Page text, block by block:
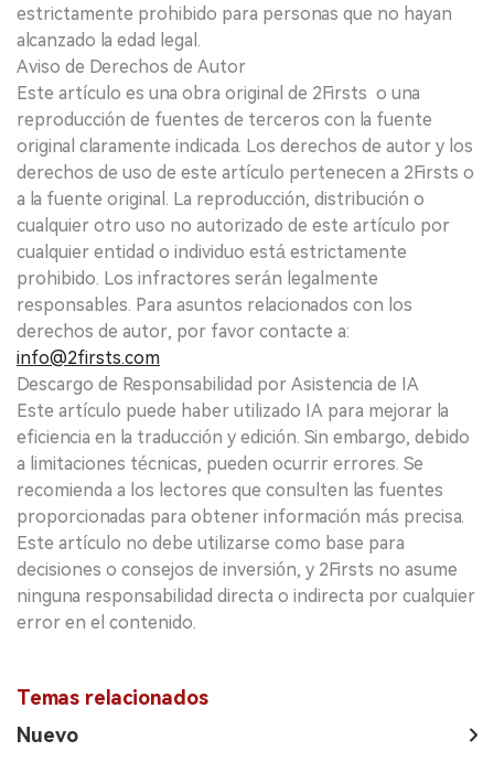
estrictamente prohibido para personas que no hayan
alcanzado la edad legal.
Aviso de Derechos de Autor
Este artículo es una obra original de 2Firsts o una
reproducción de fuentes de terceros con la fuente
original claramente indicada. Los derechos de autor y los
derechos de uso de este artículo pertenecen a 2Firsts o
a la fuente original. La reproducción, distribución o
cualquier otro uso no autorizado de este artículo por
cualquier entidad o individuo está estrictamente
prohibido. Los infractores serán legalmente
responsables. Para asuntos relacionados con los
derechos de autor, por favor contacte a:
info@2firsts.com
Descargo de Responsabilidad por Asistencia de IA
Este artículo puede haber utilizado IA para mejorar la
eficiencia en la traducción y edición. Sin embargo, debido
a limitaciones técnicas, pueden ocurrir errores. Se
recomienda a los lectores que consulten las fuentes
proporcionadas para obtener información más precisa.
Este artículo no debe utilizarse como base para
decisiones o consejos de inversión, y 2Firsts no asume
ninguna responsabilidad directa o indirecta por cualquier
error en el contenido.
Temas relacionados
Nuevo